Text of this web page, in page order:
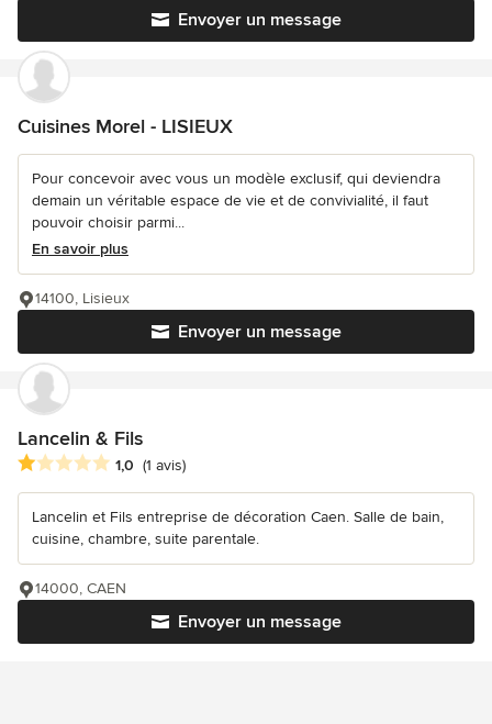
Envoyer un message
Cuisines Morel - LISIEUX
Pour concevoir avec vous un modèle exclusif, qui deviendra
demain un véritable espace de vie et de convivialité, il faut
pouvoir choisir parmi...
En savoir plus
Envoyer un message
14100, Lisieux
Lancelin & Fils
Note moyenne : 1 étoiles sur 5
1,0 (1 avis)
Lancelin et Fils entreprise de décoration Caen. Salle de bain,
cuisine, chambre, suite parentale.
Envoyer un message
14000, CAEN